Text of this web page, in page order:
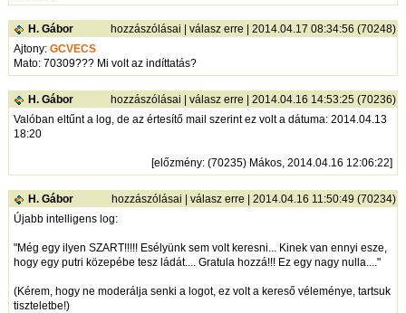
H. Gábor hozzászólásai |válasz erre | 2014.04.17 08:34:56 (70248)
Ajtony:GCVECS
Mato: 70309??? Mi volt az indíttatás?
H. Gábor hozzászólásai |válasz erre | 2014.04.16 14:53:25 (70236)
Valóban eltűnt a log, de az értesítő mail szerint ez volt a dátuma: 2014.04.13
18:20
[előzmény: (70235) Mákos, 2014.04.16 12:06:22]
H. Gábor hozzászólásai |válasz erre | 2014.04.16 11:50:49 (70234)
Újabb intelligens log:
"Még egy ilyen SZART!!!!! Esélyünk sem volt keresni... Kinek van ennyi esze,
hogy egy putri közepébe tesz ládát.... Gratula hozzá!!! Ez egy nagy nulla...."
(Kérem, hogy ne moderálja senki a logot, ez volt a kereső véleménye, tartsuk
tiszteletbe!)